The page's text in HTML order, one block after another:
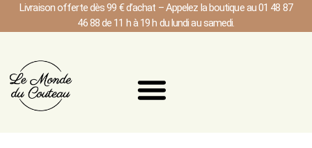
Livraison offerte dès 99 € d’achat – Appelez la boutique au 01 48 87
46 88 de 11 h à 19 h du lundi au samedi.